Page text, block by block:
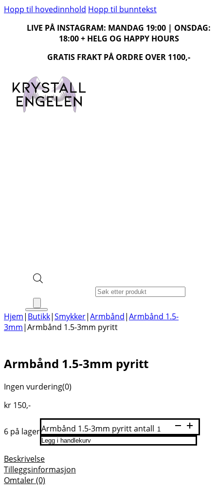
Hopp til hovedinnhold Hopp til bunntekst
LIVE PÅ INSTAGRAM: MANDAG 19:00 | ONSDAG:
18:00 + HELG OG HAPPY HOURS
GRATIS FRAKT PÅ ORDRE OVER 1100,-
Hjem| Butikk|Smykker|Armbånd|Armbånd 1.5-
3mm|Armbånd 1.5-3mm pyritt
Armbånd 1.5-3mm pyritt
Ingen vurdering(0)
kr 150,-
6 på lagerArmbånd 1.5-3mm pyritt antall
Legg i handlekurv
Beskrivelse
Tilleggsinformasjon
Omtaler (0)